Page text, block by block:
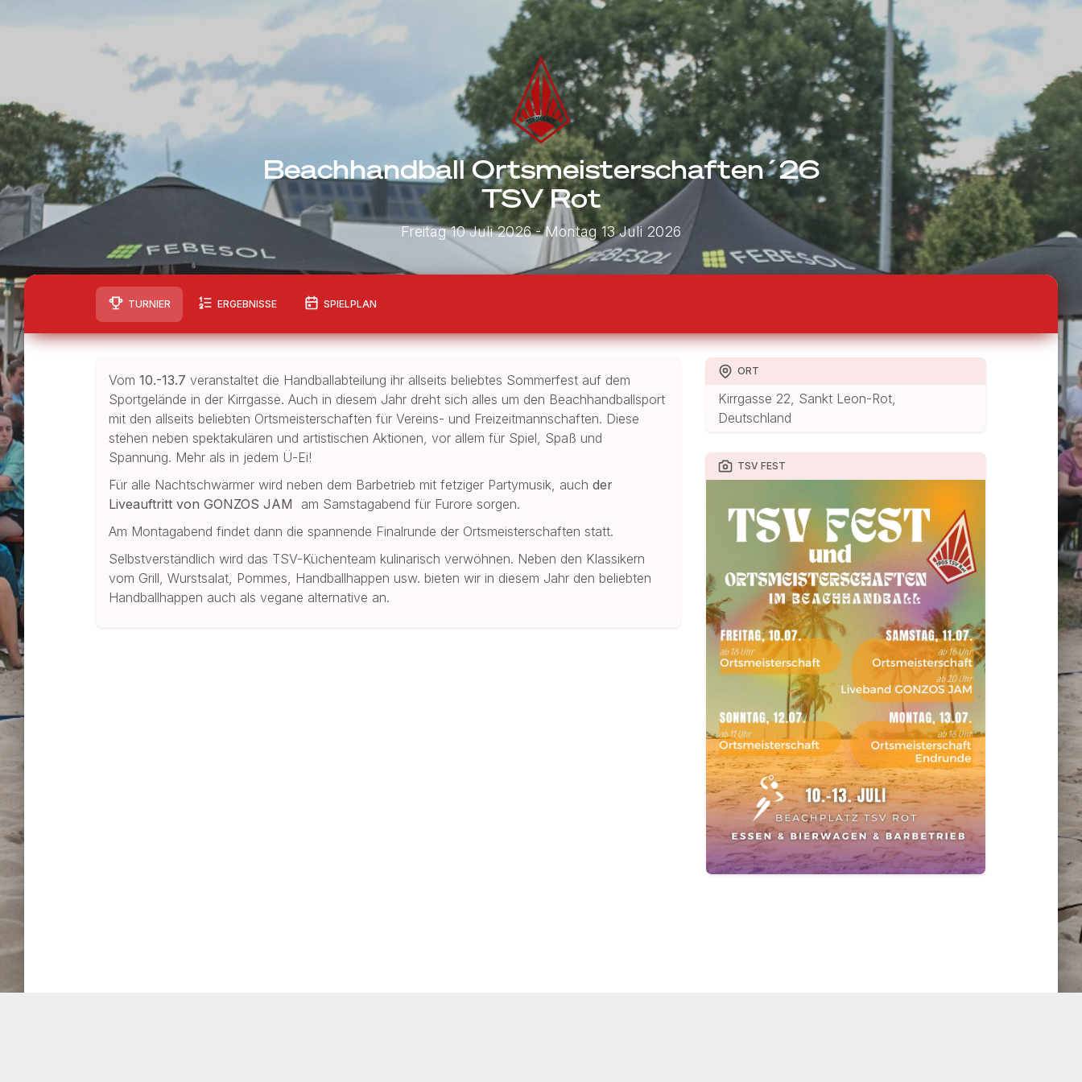
Beachhandball Ortsmeisterschaften´26
TSV Rot
Freitag 10 Juli 2026- Montag 13 Juli 2026
TURNIER ERGEBNISSE SPIELPLAN
Vom 10.-13.7 veranstaltet die Handballabteilung ihr allseits beliebtes Sommerfest auf dem
Sportgelände in der Kirrgasse. Auch in diesem Jahr dreht sich alles um den Beachhandballsport
mit den allseits beliebten Ortsmeisterschaften für Vereins- und Freizeitmannschaften. Diese
stehen neben spektakulären und artistischen Aktionen, vor allem für Spiel, Spaß und
Spannung. Mehr als in jedem Ü-Ei!
Für alle Nachtschwärmer wird neben dem Barbetrieb mit fetziger Partymusik, auchder
Liveauftritt von GONZOS JAM
am Samstagabend für Furore sorgen.
Am Montagabend findet dann die spannende Finalrunde der Ortsmeisterschaften statt.
Selbstverständlich wird das TSV-Küchenteam kulinarisch verwöhnen. Neben den Klassikern
vom Grill, Wurstsalat, Pommes, Handballhappen usw. bieten wir in diesem Jahr den beliebten
Handballhappen auch als vegane alternative an.
ORT
Kirrgasse 22, Sankt Leon-Rot,
Deutschland
TSV FEST